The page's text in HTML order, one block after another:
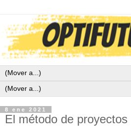
8 ene 2021
El método de proyectos